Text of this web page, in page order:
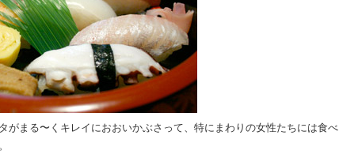
がまる〜くキレイにおおいかぶさって、特にまわりの女性たちには食べ